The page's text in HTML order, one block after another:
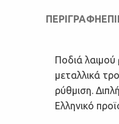
ΠΕΡΙΓΡΑΦΉ
Ποδιά λαιμού
μεταλλικά
ρύθμιση.
Ελληνικό